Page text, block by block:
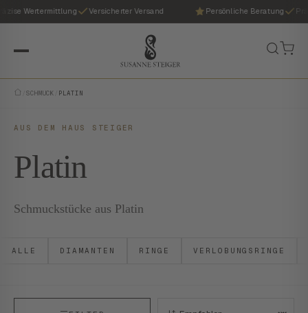
Wertermittlung Versicherter Versand Persönliche Beratung
SCHMUCK PLATIN
AUS DEM HAUS STEIGER
Platin
Schmuckstücke aus Platin
ALLE DIAMANTEN RINGE VERLOBUNGSRINGE